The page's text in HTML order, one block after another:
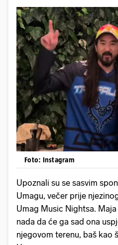
Foto: Instagram
Upoznali su se sasvim
Umagu, večer prije
Umag Music Nightsa.
nada da će ga sad ona
njegovom terenu, baš kao